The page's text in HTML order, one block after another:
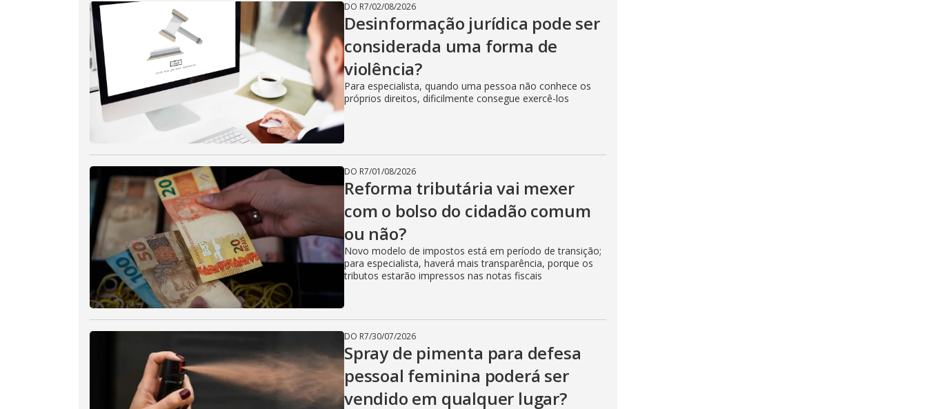
DO R7/02/08/2026
Desinformação jurídica pode ser
considerada uma forma de
violência?
Para especialista, quando uma pessoa não conhece os
próprios direitos, dificilmente consegue exercê-los
DO R7/01/08/2026
Reforma tributária vai mexer
com o bolso do cidadão comum
ou não?
Novo modelo de impostos está em período de transição;
para especialista, haverá mais transparência, porque os
tributos estarão impressos nas notas fiscais
DO R7/30/07/2026
Spray de pimenta para defesa
pessoal feminina poderá ser
vendido em qualquer lugar?